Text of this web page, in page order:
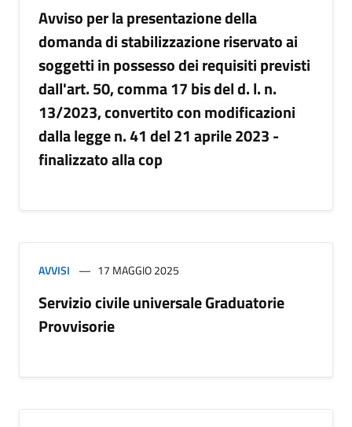
Avviso per la presentazione della
domanda di stabilizzazione riservato ai
soggetti in possesso dei requisiti previsti
dall'art. 50, comma 17 bis del d. l. n.
13/2023, convertito con modificazioni
dalla legge n. 41 del 21 aprile 2023 -
finalizzato alla cop
AVVISI 17 MAGGIO 2025
Servizio civile universale Graduatorie
Provvisorie